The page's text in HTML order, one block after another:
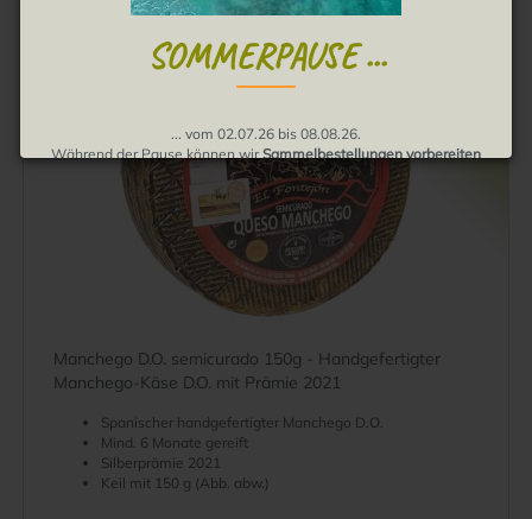
SOMMERPAUSE ...
... vom 02.07.26 bis 08.08.26.
Während der Pause können wirSammelbestellungen vorbereiten
und Bestellungen annehmen .
Die Auslieferung erfolgt dann ab August.
Wir bitten um Verständnis, muchas gracias!
Manchego D.O. semicurado 150g - Handgefertigter
Manchego-Käse D.O. mit Prämie 2021
Spanischer handgefertigter Manchego D.O.
Mind. 6 Monate gereift
Silberprämie 2021
Keil mit 150 g (Abb. abw.)